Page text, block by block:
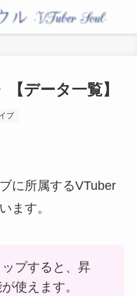
データ一覧】
ブ
に所属するVTuber
ます。
ップすると、昇
使えます。